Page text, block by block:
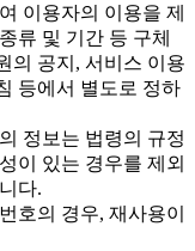
이용자의 이용을 제
류 및 기간 등 구체
의 공지, 서비스 이용
등에서 별도로 정하
정보는 법령의 규정
이 있는 경우를 제외
다.
호의 경우, 재사용이